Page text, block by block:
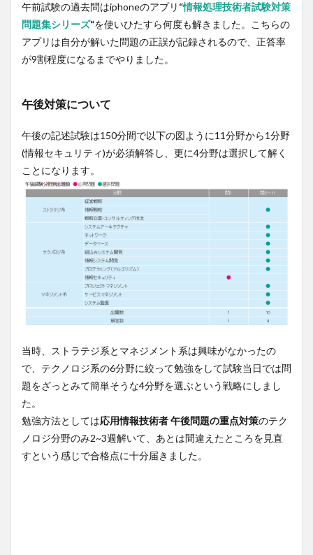
午前試験の過去問はiphoneのアプリ “情報処理技術者試験対策
問題集シリーズ“を使いひたすら何度も解きました。こちらの
アプリは自分が解いた問題の正誤が記録されるので、正答率
が9割程度になるまでやりました。
午後対策について
午後の記述試験は150分間で以下の図ように11分野から1分野
(情報セキュリティ)が必須解答し、更に4分野は選択して解く
ことになります。
当時、ストラテジ系とマネジメント系は興味がなかったの
で、テクノロジ系の6分野に絞って勉強をして試験当日では問
題をざっとみて簡単そうな4分野を選ぶという戦略にしまし
た。
勉強方法としては応用情報技術者 午後問題の重点対策のテク
ノロジ分野のみ2~3週解いて、あとは間違えたところを見直
すという感じで合格点に十分届きました。